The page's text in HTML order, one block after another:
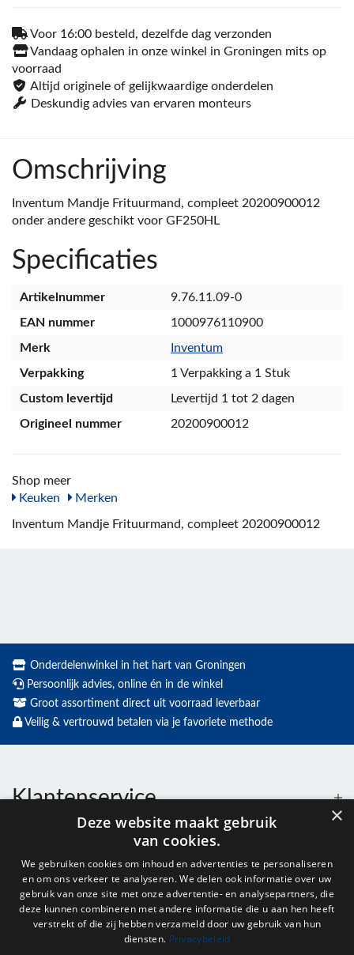
Voor 16:00 besteld, dezelfde dag verzonden
Vandaag ophalen in onze winkel in Groningen mits op
voorraad
Altijd originele of gelijkwaardige onderdelen
Deskundig advies van ervaren monteurs
Omschrijving
Inventum Mandje Frituurmand, compleet 20200900012
onder andere geschikt voor GF250HL
Specificaties
Artikelnummer
9.76.11.09-0
EAN nummer
1000976110900
Merk
Inventum
Verpakking
1 Verpakking a 1 Stuk
Custom levertijd
Levertijd 1 tot 2 dagen
Origineel nummer
20200900012
Shop meer
Keuken
Merken
Inventum Mandje Frituurmand, compleet 20200900012
Onderdelenwinkel in het hart van Groningen
Persoonlijk advies, online én in de winkel
Groot assortiment direct uit voorraad leverbaar
Veilig & vertrouwd betalen via je favoriete methode
Klantenservice
Openingstijden
Nieuwsbrief
×
Deze website maakt gebruik
van cookies.
We gebruiken cookies om inhoud en advertenties te personaliseren
en om ons verkeer te analyseren. We delen ook informatie over uw
gebruik van onze site met onze advertentie- en analysepartners, die
deze kunnen combineren met andere informatie die u aan hen heeft
verstrekt of die zij hebben verzameld door uw gebruik van hun
diensten. Privacybeleid